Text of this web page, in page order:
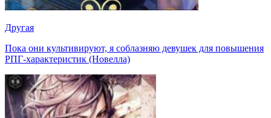
Другая
Пока они культивируют, я соблазняю девушек для повышения
РПГ-характеристик (Новелла)